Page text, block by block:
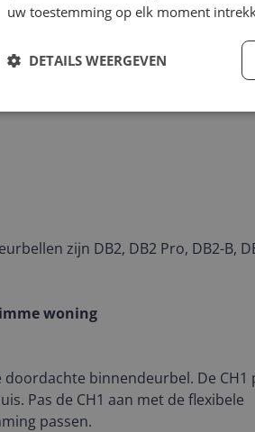
Netwerk
zijn DB2, DB2 Pro, DB2-B,
woning
binnendeurbel. De CH1
Pas de CH1 aan met de flexibele
passen.
uw toestemming op elk moment
DETAILS WEERGEVEN